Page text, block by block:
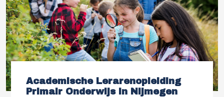
Academische Lerarenopleiding
Primair Onderwijs in Nijmegen